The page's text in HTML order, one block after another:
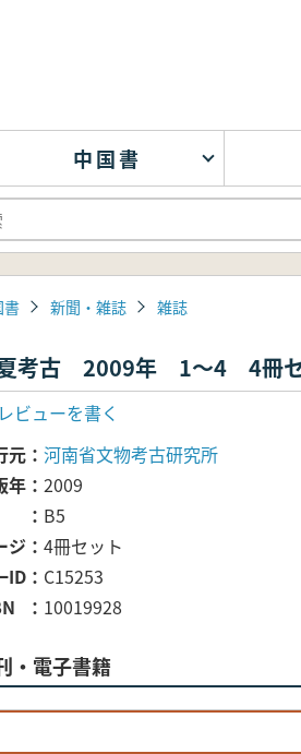
中国書
書 新聞・雑誌 雑誌
考古 2009年 1～4 4冊
レビューを書く
元
河南省文物考古研究所
年
2009
B5
ジ
4冊セット
ID
C15253
10019928
・電子書籍